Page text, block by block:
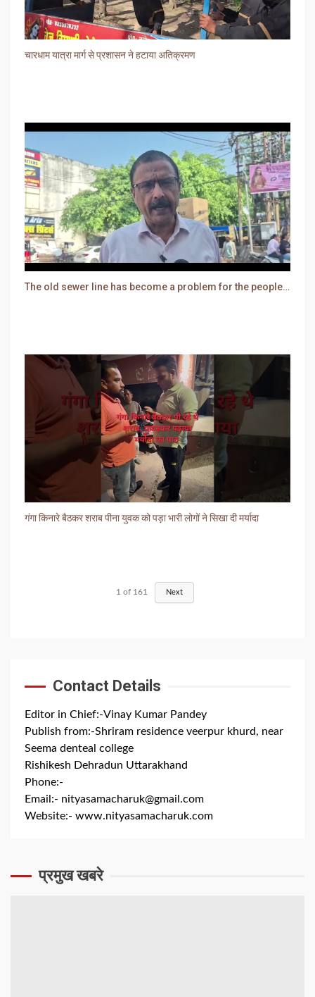
चारधाम यात्रा मार्ग से प्रशासन ने हटाया अतिक्रमण
The old sewer line has become a problem for the people. Sewer water is entering people's houses.
गंगा किनारे बैठकर शराब पीना युवक को पड़ा भारी लोगों ने सिखा दी मर्यादा
1 of 161 Next
Contact Details
Editor in Chief:-Vinay Kumar Pandey
Publish from:-Shriram residence veerpur khurd, near
Seema denteal college
Rishikesh Dehradun Uttarakhand
Phone:-
Email:- nityasamacharuk@gmail.com
Website:- www.nityasamacharuk.com
प्रमुख खबरे